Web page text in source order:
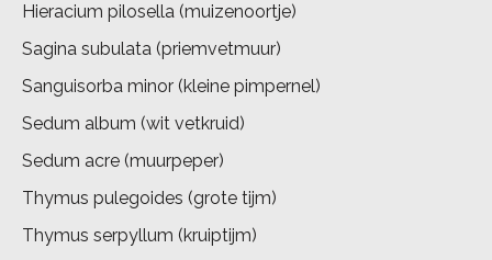
Hieracium pilosella (muizenoortje)
Sagina subulata (priemvetmuur)
Sanguisorba minor (kleine pimpernel)
Sedum album (wit vetkruid)
Sedum acre (muurpeper)
Thymus pulegoides (grote tijm)
Thymus serpyllum (kruiptijm)